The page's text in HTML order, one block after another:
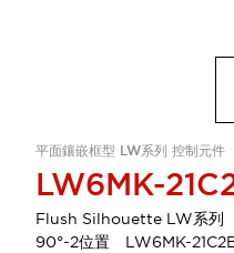
平面鑲嵌框型 LW系列 控制元件
LW6MK-
Flush Silhouette LW系
90°-2位置 LW6MK-